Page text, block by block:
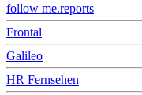
follow me.reports
Frontal
Galileo
HR Fernsehen